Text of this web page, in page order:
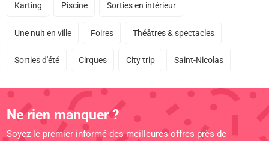
Karting Piscine Sorties en intérieur
Une nuit en ville Foires Théâtres & spectacles
Sorties d'été Cirques City trip Saint-Nicolas
Ne rien manquer ?
Soyez le premier informé des meilleures offres près de